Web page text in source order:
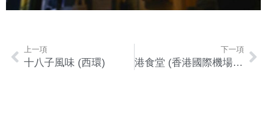
上一項
十八子風味 (西環)
下一項
港食堂 (香港國際機場二號客運大樓)